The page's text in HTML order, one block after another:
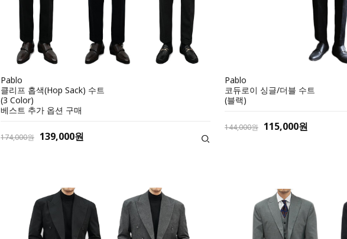
Pablo
클리프 홉색(Hop Sack) 수트
(3 Color)
베스트 추가 옵션 구매
174,000원 139,000원
Pablo
코듀로이 싱글/더블 수트
(블랙)
144,000원 115,000원